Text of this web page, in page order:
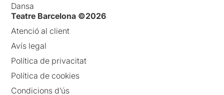
Dansa
Teatre Barcelona ©2026
Atenció al client
Avís legal
Política de privacitat
Política de cookies
Condicions d’ús